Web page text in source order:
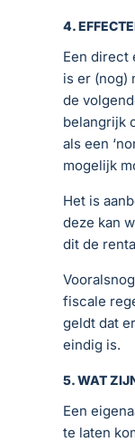
4.
Een direct
is er (nog)
de
belangrijk
als een
mogelijk
Het is
deze kan
dit de
fiscale
geldt dat
eindig is.
5. WAT
Een
te laten